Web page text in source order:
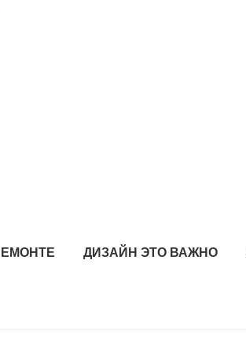
ДИЗАЙН ЭТО ВАЖНО